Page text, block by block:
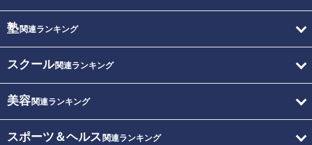
塾関連ランキング
スクール関連ランキング
美容関連ランキング
スポーツ＆ヘルス 関連ランキング